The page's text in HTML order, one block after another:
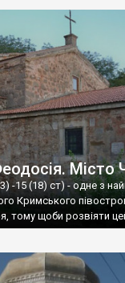
Місто
-15 (18) ст) - одне з
Кримського
тому щоби розвіяти